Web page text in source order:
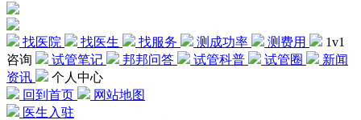
找医院 找医生 找服务 测成功率 测费用
1v1
咨询
试管笔记 邦邦问答 试管科普 试管圈
新闻
资讯
个人中心
回到首页
网站地图
医生入驻